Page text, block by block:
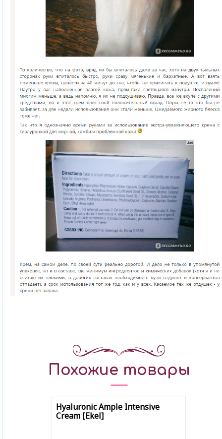
Похожие товары
Hyaluronic Ample Intensive
Cream [Ekel]